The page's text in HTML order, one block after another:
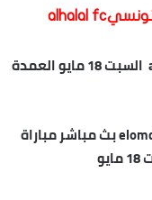
العمدة سبرت مباراه الاهلي الترجي التونسيalhalal fc
مباراة الاهلي والترجي التونسي alhalal fc السبت 18 مايو العمدة
يعرض لكم موقع العمدة سبورت elomda sport بث مباشر مباراة